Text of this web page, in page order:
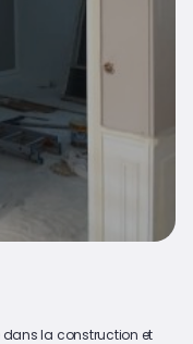
dans la construction et